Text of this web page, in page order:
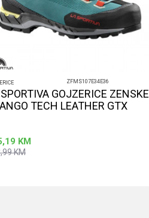
ZFMS107E34E36
GOJZERICE ZENSKE
TECH LEATHER GTX
KM
KM